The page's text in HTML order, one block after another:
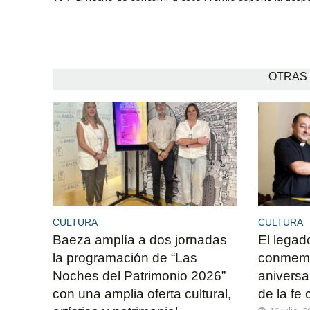
OTRAS
CULTURA
Baeza amplía a dos jornadas
la programación de “Las
Noches del Patrimonio 2026”
con una amplia oferta cultural,
CULTURA
El
de la fe